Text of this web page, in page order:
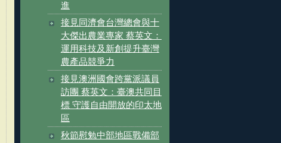
進
接見同濟會台灣總會與十
大傑出農業專家 蔡英文：
運用科技及新創提升臺灣
農產品競爭力
接見澳洲國會跨黨派議員
訪團 蔡英文：臺澳共同目
標 守護自由開放的印太地
區
秋節慰勉中部地區戰備部